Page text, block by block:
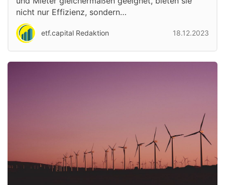
nicht nur Effizienz, sondern…
etf.capital Redaktion 18.12.2023